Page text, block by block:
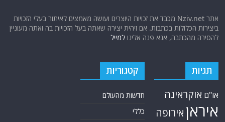
אתר Nziv.net מכבד את זכויות היוצרים ועושה מאמצים לאיתור בעלי הזכויות
ביצירות הכלולות בכתבות. אם זיהית יצירה שאתה בעל הזכויות בה ואתה מעוניין
להסירה מהכתבה, אנא פנה אלינולמייל
תגיות
או"ם אוקראינה
איראן אירופה
קטגוריות
חדשות מהעולם
כללי